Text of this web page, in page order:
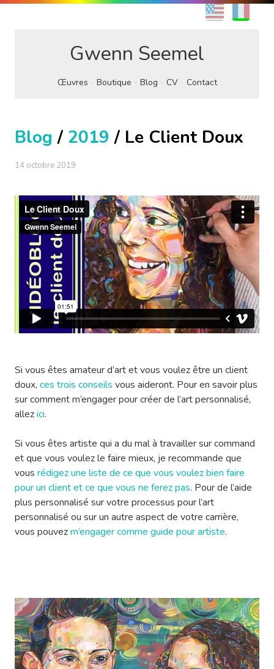
EN
Gwenn Seemel
Œuvres Boutique Blog CV Contact
Blog / 2019 / Le Client Doux
14 octobre 2019
Si vous êtes amateur d’art et vous voulez être un client
doux, ces trois conseils vous aideront. Pour en savoir plus
sur comment m’engager pour créer de l’art personnalisé,
allezici.
Si vous êtes artiste qui a du mal à travailler sur command
et que vous voulez le faire mieux, je recommande que
vous rédigez une liste de ce que vous voulez bien faire
pour un client et ce que vous ne ferez pas. Pour de l’aide
plus personnalisé sur votre processus pour l’art
personnalisé ou sur un autre aspect de votre carrière,
vous pouvezm’engager comme guide pour artiste.